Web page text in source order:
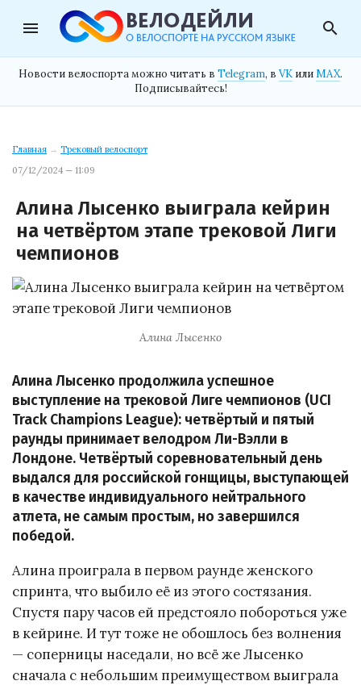
menu search
Новости велоспорта можно читать в Telegram, в VK илиMAX.
Подписывайтесь!
Главная → Трековый велоспорт
07/12/2024 — 11:09
Алина Лысенко выиграла кейрин
на четвёртом этапе трековой Лиги
чемпионов
Алина Лысенко
Алина Лысенко продолжила успешное
выступление на трековой Лиге чемпионов (UCI
Track Champions League): четвёртый и пятый
раунды принимает велодром Ли-Вэлли в
Лондоне. Четвёртый соревновательный день
выдался для российской гонщицы, выступающей
в качестве индивидуального нейтрального
атлета, не самым простым, но завершился
победой.
Алина проиграла в первом раунде женского
спринта, что выбило её из этого состязания.
Спустя пару часов ей предстояло побороться уже
в кейрине. И тут тоже не обошлось без волнения
— соперницы наседали, но всё же Лысенко
сначала с небольшим преимуществом выиграла